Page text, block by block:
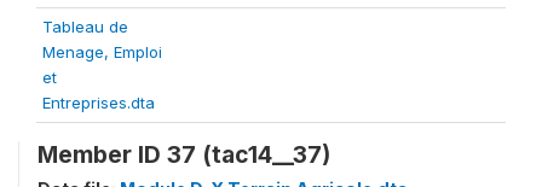
Tableau de
Menage, Emploi
et
Entreprises.dta
Member ID 37 (tac14__37)